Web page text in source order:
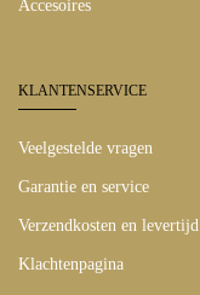
Accesoires
KLANTENSERVICE
Veelgestelde vragen
Garantie en service
Verzendkosten en levertijd
Klachtenpagina